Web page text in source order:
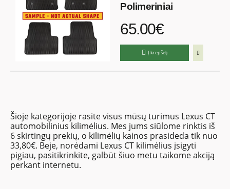
Polimeriniai
65.00€
Į krepšelį
Šioje kategorijoje rasite visus mūsų turimus Lexus CT
automobilinius kilimėlius. Mes jums siūlome rinktis iš
6 skirtingų prekių, o kilimėlių kainos prasideda tik nuo
33,80€. Beje, norėdami Lexus CT kilimėlius įsigyti
pigiau, pasitikrinkite, galbūt šiuo metu taikome akciją
perkant internetu.